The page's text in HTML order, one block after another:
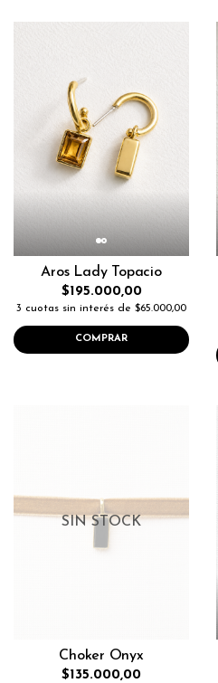
Aros Lady Topacio
$195.000,00
3 cuotas sin interés de $65.000,00
COMPRAR
SIN STOCK
Choker Onyx
$135.000,00